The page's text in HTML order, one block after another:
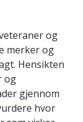
og
merker og
Hensikten
og
gjennom
hvor